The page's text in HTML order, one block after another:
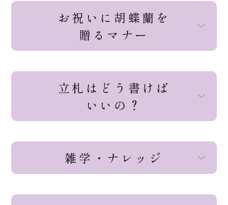
お祝いに胡蝶蘭を
贈るマナー
立札はどう書けば
いいの？
雑学・ナレッジ